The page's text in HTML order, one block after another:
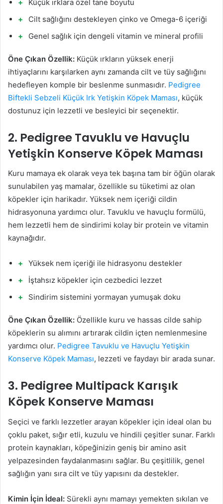
Küçük ırklara özel tane boyutu
Cilt sağlığını destekleyen çinko ve Omega-6 içeriği
Genel sağlık için dengeli vitamin ve mineral profili
Öne Çıkan Özellik: Küçük ırkların yüksek enerji
ihtiyaçlarını karşılarken aynı zamanda cilt ve tüy sağlığını
hedefleyen komple bir beslenme sunmasıdır. Pedigree
Biftekli Sebzeli Küçük Irk Yetişkin Köpek Maması, küçük
dostunuz için lezzetli ve besleyici bir seçenektir.
2. Pedigree Tavuklu ve Havuçlu
Yetişkin Konserve Köpek Maması
Kuru mamaya ek olarak veya tek başına tam bir öğün olarak
sunulabilen yaş mamalar, özellikle su tüketimi az olan
köpekler için harikadır. Yüksek nem içeriği cildin
hidrasyonuna yardımcı olur. Tavuklu ve havuçlu formülü,
hem lezzetli hem de sindirimi kolay bir protein ve vitamin
kaynağıdır.
Yüksek nem içeriği ile hidrasyonu destekler
İştahsız köpekler için cezbedici lezzet
Sindirim sistemini yormayan yumuşak doku
Öne Çıkan Özellik: Özellikle kuru ve hassas cilde sahip
köpeklerin su alımını artırarak cildin içten nemlenmesine
yardımcı olur. Pedigree Tavuklu ve Havuçlu Yetişkin
Konserve Köpek Maması, lezzeti ve faydayı bir arada sunar.
3. Pedigree Multipack Karışık
Köpek Konserve Maması
Seçici ve farklı lezzetler arayan köpekler için ideal olan bu
çoklu paket, sığır etli, kuzulu ve hindili çeşitler sunar. Farklı
protein kaynakları, köpeğinizin geniş bir amino asit
yelpazesinden faydalanmasını sağlar. Bu çeşitlilik, genel
sağlığın yanı sıra cilt ve tüy yapısını da destekler.
Kimin İçin İdeal: Sürekli aynı mamayı yemekten sıkılan ve